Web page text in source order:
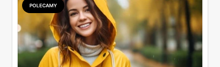
Sprawdźmy, co ciekawego oferuje moda z Lidla, która
łączy jakość z niską ceną lepiej niż niejeden butik.
POLECAMY